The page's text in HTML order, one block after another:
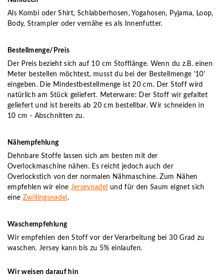
Als Kombi oder Shirt, Schlabberhosen, Yogahosen, Pyjama, Loop,
Body, Strampler oder vernähe es als Innenfutter.
Bestellmenge/Preis
Der Preis bezieht sich auf 10 cm Stofflänge. Wenn du z.B. einen
Meter bestellen möchtest, musst du bei der Bestellmenge '10'
eingeben. Die Mindestbestellmenge ist 20 cm. Der Stoff wird
natürlich am Stück geliefert. Meterware: Der Stoff wir gefaltet
geliefert und ist bereits ab 20 cm bestellbar. Wir schneiden in
10 cm - Abschnitten zu.
Nähempfehlung
Dehnbare Stoffe lassen sich am besten mit der
Overlockmaschine nähen. Es reicht jedoch auch der
Overlockstich von der normalen Nähmaschine. Zum Nähen
empfehlen wir eine Jerseynadel
und für den Saum eignet sich
eine Zwillingsnadel .
Waschempfehlung
Wir empfehlen den Stoff vor der Verarbeitung bei 30 Grad zu
waschen. Jersey kann bis zu 5% einlaufen.
Wir weisen darauf hin